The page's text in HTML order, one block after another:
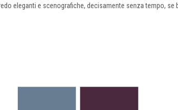
eleganti e scenografiche, decisamente senza tempo, se